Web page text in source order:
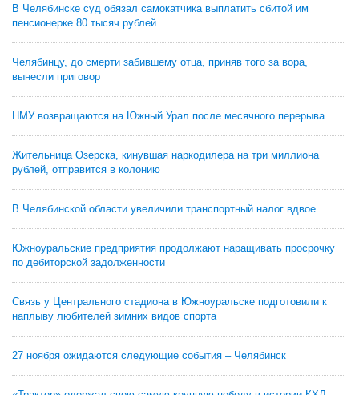
В Челябинске суд обязал самокатчика выплатить сбитой им
пенсионерке 80 тысяч рублей
Челябинцу, до смерти забившему отца, приняв того за вора,
вынесли приговор
НМУ возвращаются на Южный Урал после месячного перерыва
Жительница Озерска, кинувшая наркодилера на три миллиона
рублей, отправится в колонию
В Челябинской области увеличили транспортный налог вдвое
Южноуральские предприятия продолжают наращивать просрочку
по дебиторской задолженности
Связь у Центрального стадиона в Южноуральске подготовили к
наплыву любителей зимних видов спорта
27 ноября ожидаются следующие события – Челябинск